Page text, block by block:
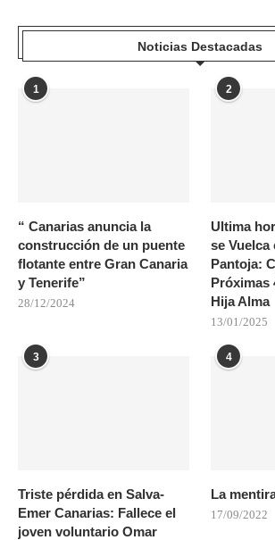
Noticias Destacadas
1
“ Canarias anuncia la
construcción de un puente
flotante entre Gran Canaria
y Tenerife”
28/12/2024
2
Ultima
se Vuelca
Pantoja:
Próximas
Hija Alma
13/01/2025
3
Triste pérdida en Salva-
Emer Canarias: Fallece el
joven voluntario Omar
4
La
17/09/2022